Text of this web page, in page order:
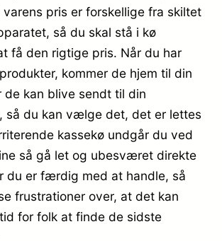
pris er forskellige fra skiltet
så du skal stå i kø
få den rigtige pris. Når du har
kommer de hjem til din
de kan blive sendt til din
så du kan vælge det, det er lettes
kassekø undgår du ved
så gå let og ubesværet direkte
du er færdig med at handle, så
frustrationer over, at det kan
for folk at finde de sidste